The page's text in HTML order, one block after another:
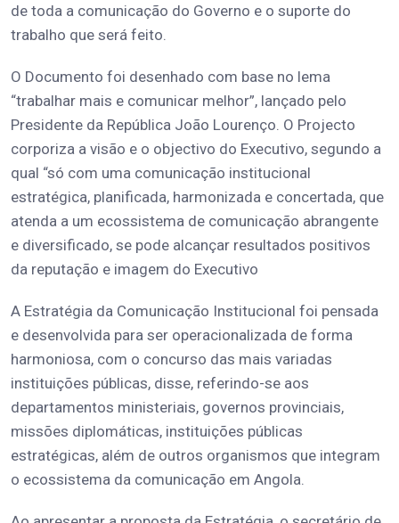
de toda a comunicação do Governo e o suporte do
trabalho que será feito.
O Documento foi desenhado com base no lema
“trabalhar mais e comunicar melhor”, lançado pelo
Presidente da República João Lourenço. O Projecto
corporiza a visão e o objectivo do Executivo, segundo a
qual “só com uma comunicação institucional
estratégica, planificada, harmonizada e concertada, que
atenda a um ecossistema de comunicação abrangente
e diversificado, se pode alcançar resultados positivos
da reputação e imagem do Executivo
A Estratégia da Comunicação Institucional foi pensada
e desenvolvida para ser operacionalizada de forma
harmoniosa, com o concurso das mais variadas
instituições públicas, disse, referindo-se aos
departamentos ministeriais, governos provinciais,
missões diplomáticas, instituições públicas
estratégicas, além de outros organismos que integram
o ecossistema da comunicação em Angola.